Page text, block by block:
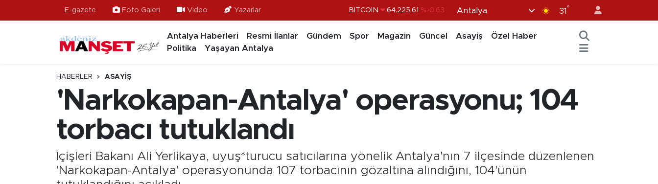
E-gazete Foto Galeri Video Yazarlar BITCOIN 64.225,61 %-0.63
55,0317
BİST100 13.799 %70
Antalya 31 °
Antalya Haberleri Resmi İlanlar Gündem Spor Magazin Güncel Asayiş
Özel Haber
Politika
Yaşayan Antalya
HABERLER ASAYIŞ
'Narkokapan-Antalya' operasyonu; 104
torbacı tutuklandı
İçişleri Bakanı Ali Yerlikaya, uyuş*turucu satıcılarına yönelik Antalya'nın 7 ilçesinde düzenlenen
'Narkokapan-Antalya' operasyonunda 107 torbacının gözaltına alındığını, 104'ünün
Gündem
Hava Durumu
Tüm Manşetler
Son Dakika Haberleri
Haber Arşivi